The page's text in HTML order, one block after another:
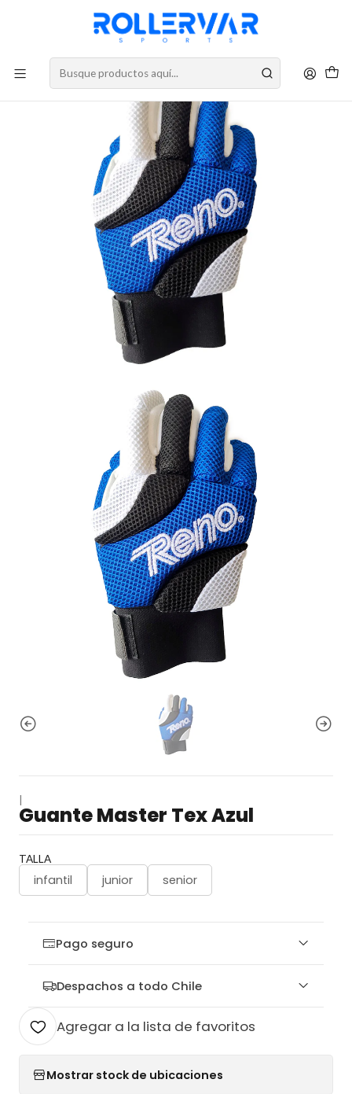
DESPACHOS A TODO CHILE
Guante Master Tex Azul
TALLA
infantil junior senior
Pago seguro
Despachos a todo Chile
Agregar a la lista de favoritos
Mostrar stock de ubicaciones